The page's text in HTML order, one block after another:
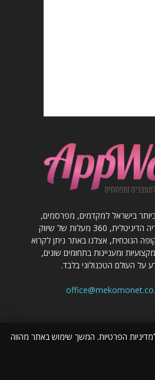
ביותר בישראל למקדמים, מפרסמים,
מעצבים ומפתחים במדיה הדיגיטלית, 360 מעלות של שיווק
הנוכחית, אצלנו באתר ניתן לקרוא
ומעניינות בתחומים שונים,
על העולם הטכנולוגי בלבד.
כותבים
אפוורלד - מגזין שיווק באינטרנט
הפרטיות. המשך שימוש באתר מהווה